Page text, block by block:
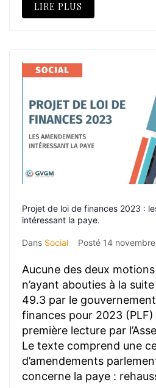
LIRE PLUS
Projet de loi de finances 2023 :
intéressant la paye.
Dans Social Posté 14
Aucune des deux
n’ayant abouties à la
49.3 par le
finances pour 2023
première lecture par
Le texte comprend une
d’amendements
concerne la paye :